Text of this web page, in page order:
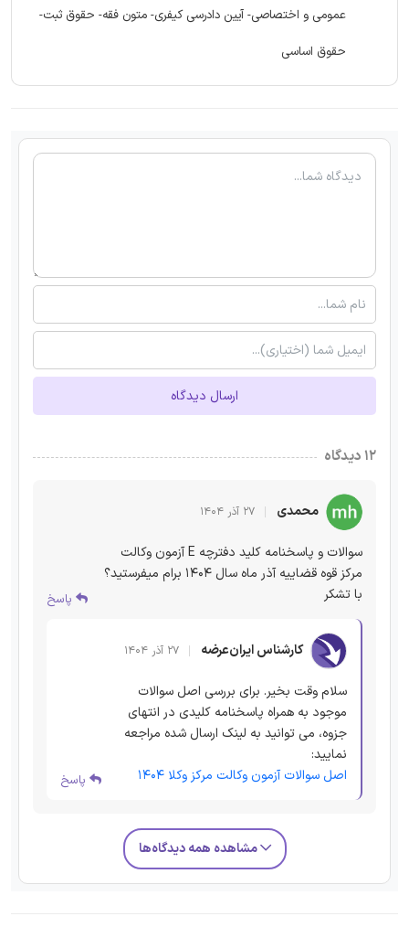
عمومی و اختصاصی- آیین دادرسی کیفری- متون فقه- حقوق ثبت-
حقوق اساسی
ارسال دیدگاه
۱۲ دیدگاه
محمدی ۲۷ آذر ۱۴۰۴
سوالات و پاسخنامه کلید دفترچه E آزمون وکالت
مرکز قوه قضاییه آذر ماه سال ۱۴۰۴ برام میفرستید؟
با تشکر
پاسخ
کارشناس ایران‌عرضه ۲۷ آذر ۱۴۰۴
سلام وقت بخیر. برای بررسی اصل سوالات
موجود به همراه پاسخنامه کلیدی در انتهای
جزوه، می توانید به لینک ارسال شده مراجعه
نمایید:
اصل سوالات آزمون وکالت مرکز وکلا 1404
پاسخ
مشاهده همه دیدگاه‌ها